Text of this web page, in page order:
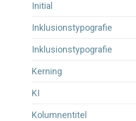
Initial
Inklusionstypografie
Inklusionstypografie
Kerning
KI
Kolumnentitel